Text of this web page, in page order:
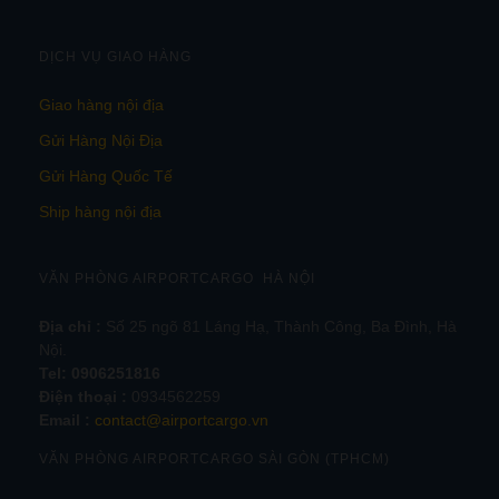
DỊCH VỤ GIAO HÀNG
Giao hàng nội địa
Gửi Hàng Nội Địa
Gửi Hàng Quốc Tế
Ship hàng nội địa
VĂN PHÒNG AIRPORTCARGO HÀ NỘI
contact@airportcargo.vn
VĂN PHÒNG AIRPORTCARGO SÀI GÒN (TPHCM)